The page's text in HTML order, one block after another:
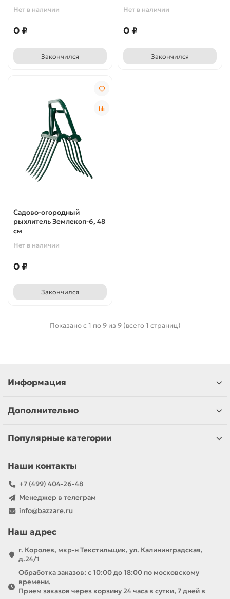
Нет в наличии
0 ₽
Закончился
Нет в наличии
0 ₽
Закончился
Садово-огородный
рыхлитель Землекоп-6, 48
cм
Нет в наличии
0 ₽
Закончился
Показано с 1 по 9 из 9 (всего 1 страниц)
Информация
Дополнительно
Популярные категории
Наши контакты
+7 (499) 404-26-48
Менеджер в телеграм
info@bazzare.ru
Наш адрес
г. Королев, мкр-н Текстильщик, ул. Калининградская,
д.24/1
Обработка заказов: с 10:00 до 18:00 по московскому
времени.
Прием заказов через корзину 24 часа в сутки, 7 дней в